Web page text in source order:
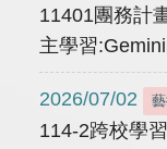
11401團務計
主學習
2026/07/02
114-2跨校學